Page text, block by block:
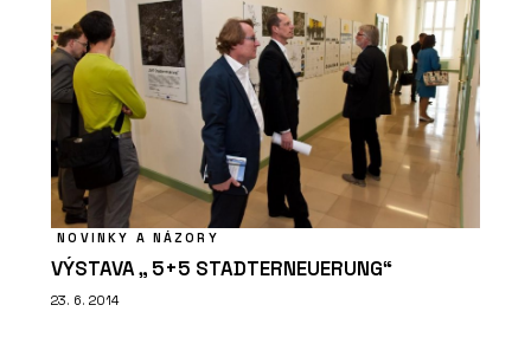
NOVINKY A NÁZORY
VÝSTAVA „ 5+5 STADTERNEUERUNG“
23. 6. 2014